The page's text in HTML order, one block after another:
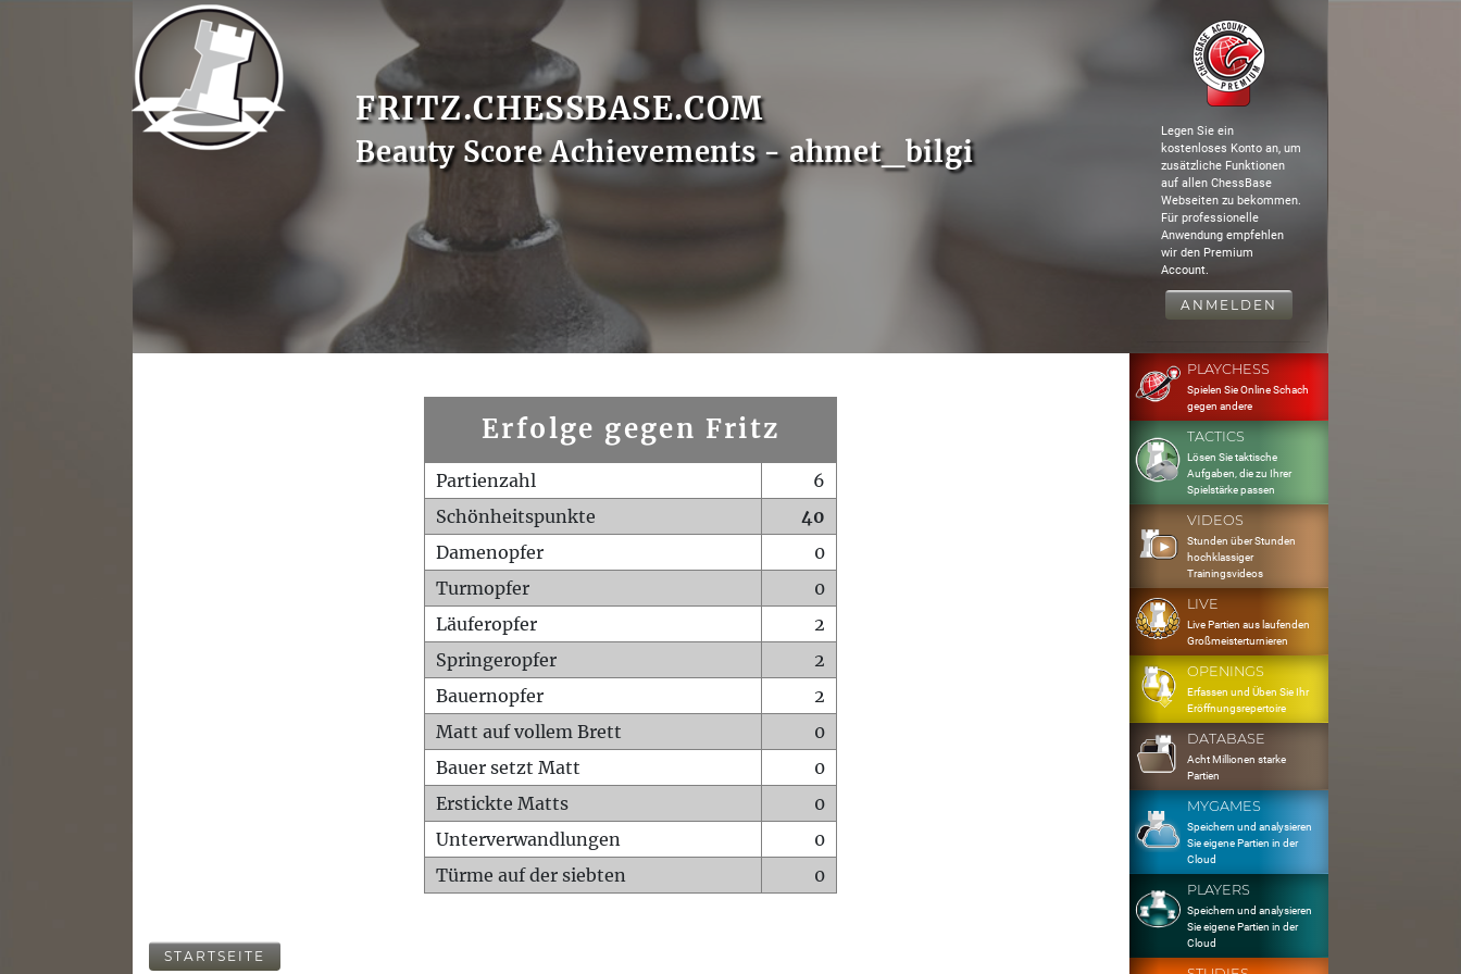
FRITZ.CHESSBASE.COM
Beauty Score Achievements - ahmet_bilgi
Legen Sie ein
kostenloses Konto an, um
zusätzliche Funktionen
auf allen ChessBase
Webseiten zu bekommen.
Für professionelle
Anwendung empfehlen
wir den Premium
Account.
ANMELDEN
Erfolge gegen Fritz
Partienzahl
6
Schönheitspunkte
40
Damenopfer
0
Turmopfer
0
Läuferopfer
2
Springeropfer
2
Bauernopfer
2
Matt auf vollem Brett
0
Bauer setzt Matt
0
Erstickte Matts
0
Unterverwandlungen
0
Türme auf der siebten
0
STARTSEITE
PLAYCHESS
Spielen Sie Online Schach
gegen andere
TACTICS
Lösen Sie taktische
Aufgaben, die zu Ihrer
Spielstärke passen
VIDEOS
Stunden über Stunden
hochklassiger
Trainingsvideos
LIVE
Live Partien aus laufenden
Großmeisterturnieren
OPENINGS
Erfassen und Üben Sie Ihr
Eröffnungsrepertoire
DATABASE
Acht Millionen starke
Partien
MYGAMES
Speichern und analysieren
Sie eigene Partien in der
Cloud
PLAYERS
Speichern und analysieren
Sie eigene Partien in der
Cloud